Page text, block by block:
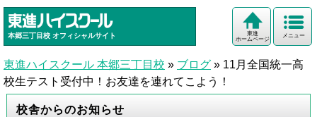
本郷三丁目校 オフィシャルサイト メニュー
東進
ホームページ
東進ハイスクール 本郷三丁目校 » ブログ » 11月全国統一高
校生テスト受付中！お友達を連れてこよう！
校舎からのお知らせ